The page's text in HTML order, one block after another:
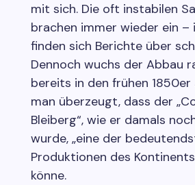
mit sich. Die oft instabilen
brachen immer wieder ein –
finden sich Berichte über
Dennoch wuchs der Abbau
bereits in den frühen 1850er
man überzeugt, dass der
Bleiberg“, wie er damals
wurde, „eine der
Produktionen des
könne.